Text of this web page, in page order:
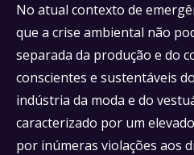
No atual contexto de
que a crise ambiental não
separada da produção e do
conscientes e sustentáveis
indústria da moda e do
caracterizado por um
por inúmeras violações aos